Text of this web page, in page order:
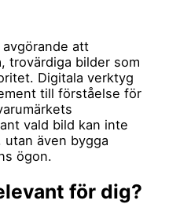
att
trovärdiga bilder som
Digitala verktyg
till förståelse för
vald bild kan inte
utan även bygga
ögon.
för dig?